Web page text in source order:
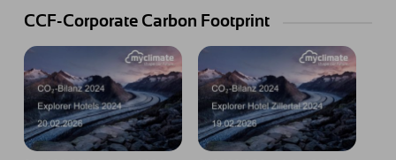
CCF-Corporate Carbon Footprint